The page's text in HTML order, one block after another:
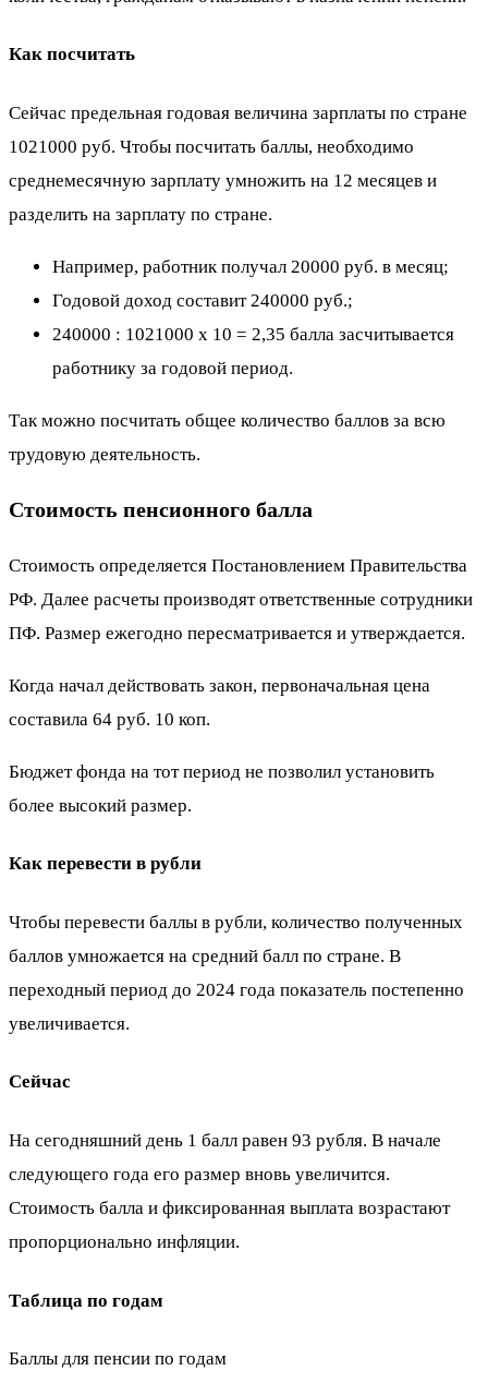
Как посчитать
Сейчас предельная годовая величина зарплаты по стране
1021000 руб. Чтобы посчитать баллы, необходимо
среднемесячную зарплату умножить на 12 месяцев и
разделить на зарплату по стране.
Например, работник получал 20000 руб. в месяц;
Годовой доход составит 240000 руб.;
240000 : 1021000 х 10 = 2,35 балла засчитывается
работнику за годовой период.
Так можно посчитать общее количество баллов за всю
трудовую деятельность.
Стоимость пенсионного балла
Стоимость определяется Постановлением Правительства
РФ. Далее расчеты производят ответственные сотрудники
ПФ. Размер ежегодно пересматривается и утверждается.
Когда начал действовать закон, первоначальная цена
составила 64 руб. 10 коп.
Бюджет фонда на тот период не позволил установить
более высокий размер.
Как перевести в рубли
Чтобы перевести баллы в рубли, количество полученных
баллов умножается на средний балл по стране. В
переходный период до 2024 года показатель постепенно
увеличивается.
Сейчас
На сегодняшний день 1 балл равен 93 рубля. В начале
следующего года его размер вновь увеличится.
Стоимость балла и фиксированная выплата возрастают
пропорционально инфляции.
Таблица по годам
Баллы для пенсии по годам